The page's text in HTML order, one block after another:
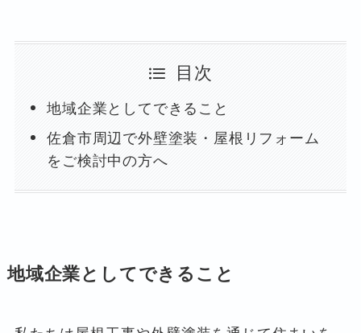
目次
地域企業としてできること
佐倉市周辺で外壁塗装・屋根リフォーム
をご検討中の方へ
地域企業としてできること